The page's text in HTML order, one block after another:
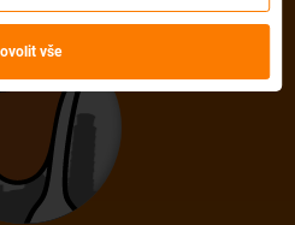
vše